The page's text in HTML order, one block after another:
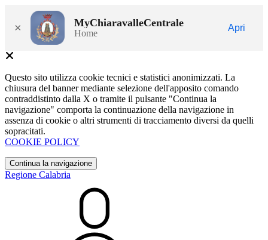
× MyChiaravalleCentrale
Home
Apri
Questo sito utilizza cookie tecnici e statistici anonimizzati. La
chiusura del banner mediante selezione dell'apposito comando
contraddistinto dalla X o tramite il pulsante "Continua la
navigazione" comporta la continuazione della navigazione in
assenza di cookie o altri strumenti di tracciamento diversi da quelli
sopracitati.
COOKIE POLICY
Continua la navigazione
Regione Calabria